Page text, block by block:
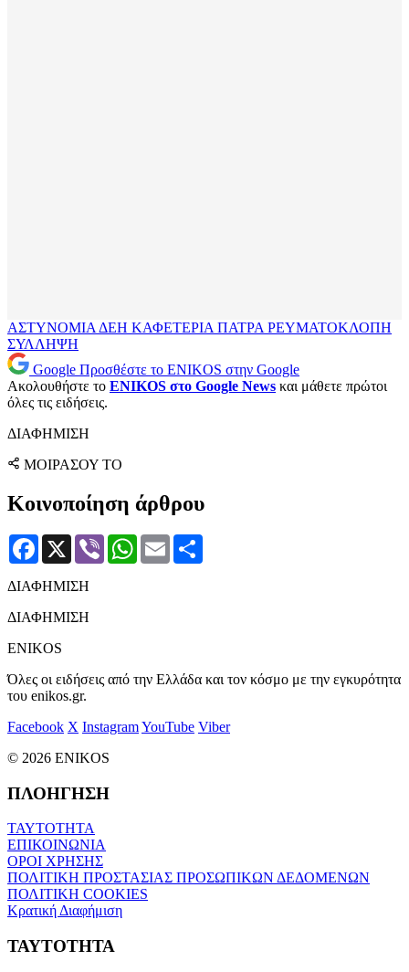
ΑΣΤΥΝΟΜΙΑ ΔΕΗ ΚΑΦΕΤΕΡΙΑ ΠΑΤΡΑ ΡΕΥΜΑΤΟΚΛΟΠΗ
ΣΥΛΛΗΨΗ
Google Προσθέστε το ENIKOS στην Google
Ακολουθήστε το ENIKOS στο Google News και μάθετε πρώτοι
όλες τις ειδήσεις.
ΔΙΑΦΗΜΙΣΗ
ΜΟΙΡΑΣΟΥ ΤΟ
Κοινοποίηση άρθρου
Facebook
X Viber WhatsApp
Email
ΔΙΑΦΗΜΙΣΗ
ΔΙΑΦΗΜΙΣΗ
ENIKOS
Όλες οι ειδήσεις από την Ελλάδα και τον κόσμο με την εγκυρότητα
του enikos.gr.
Facebook X InstagramYouTube Viber
© 2026 ENIKOS
ΠΛΟΗΓΗΣΗ
ΤΑΥΤΟΤΗΤΑ
ΕΠΙΚΟΙΝΩΝΙΑ
ΟΡΟΙ ΧΡΗΣΗΣ
ΠΟΛΙΤΙΚΗ ΠΡΟΣΤΑΣΙΑΣ ΠΡΟΣΩΠΙΚΩΝ ΔΕΔΟΜΕΝΩΝ
ΠΟΛΙΤΙΚΗ COOKIES
Κρατική Διαφήμιση
ΤΑΥΤΟΤΗΤΑ